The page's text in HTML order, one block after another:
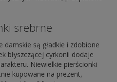
srebrne
damskie są gładkie i zdobione
błyszczącej cyrkonii dodaje
Niewielkie pierścionki
kupowane na prezent,